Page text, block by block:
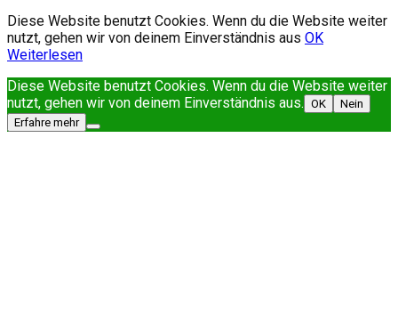
Diese Website benutzt Cookies. Wenn du die Website weiter
nutzt, gehen wir von deinem Einverständnis aus OK
Weiterlesen
Diese Website benutzt Cookies. Wenn du die Website weiter
nutzt, gehen wir von deinem Einverständnis aus. OK
Nein
Erfahre mehr